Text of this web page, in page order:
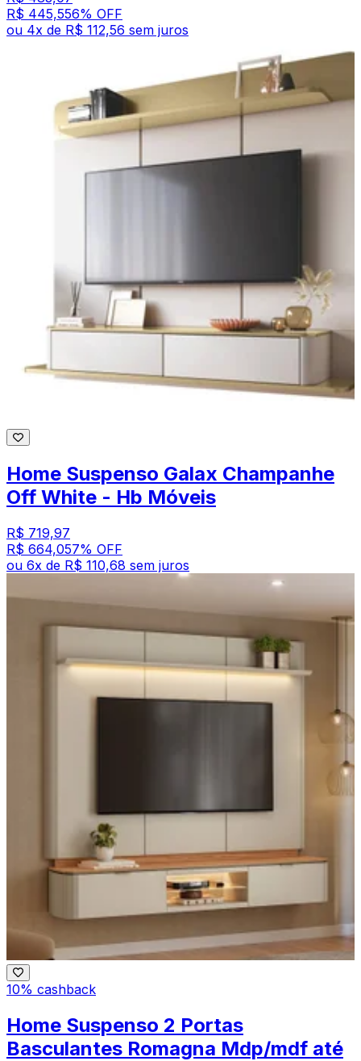
R$ 445,556% OFF
ou 4x de R$ 112,56 sem juros
Home Suspenso Galax Champanhe
Off White - Hb Móveis
R$ 719,97
R$ 664,057% OFF
ou 6x de R$ 110,68 sem juros
10% cashback
Home Suspenso 2 Portas
Basculantes Romagna Mdp/mdf até